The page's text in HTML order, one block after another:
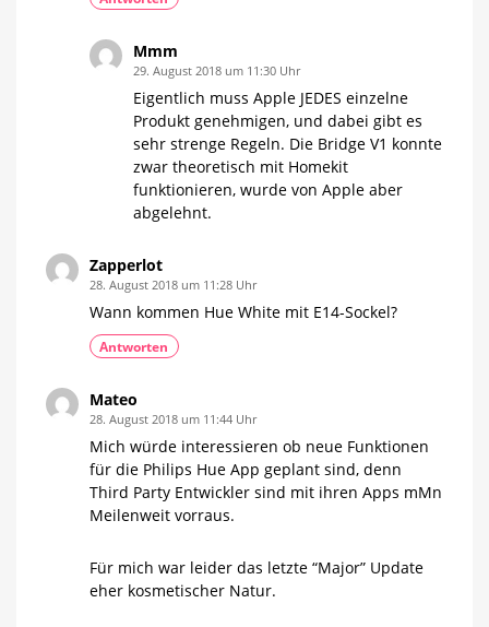
Mmm
29. August 2018 um 11:30 Uhr
Eigentlich muss Apple JEDES einzelne
Produkt genehmigen, und dabei gibt es
sehr strenge Regeln. Die Bridge V1 konnte
zwar theoretisch mit Homekit
funktionieren, wurde von Apple aber
abgelehnt.
Zapperlot
28. August 2018 um 11:28 Uhr
Wann kommen Hue White mit E14-Sockel?
Antworten
Mateo
28. August 2018 um 11:44 Uhr
Mich würde interessieren ob neue Funktionen
für die Philips Hue App geplant sind, denn
Third Party Entwickler sind mit ihren Apps mMn
Meilenweit vorraus.
Für mich war leider das letzte “Major” Update
eher kosmetischer Natur.